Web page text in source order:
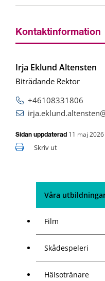
Våra
Film
Skådespeleri
Hälsotränare
Kontaktinformation
Irja Eklund Altensten
Biträdande Rektor
+46108331806
Sidan uppdaterad 11 maj 2026
Skriv ut